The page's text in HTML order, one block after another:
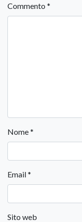
Commento *
Nome*
Email*
Sito web